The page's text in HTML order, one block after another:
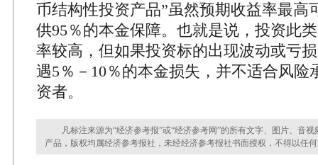
币结构性投资产品”虽然预期收益率最高
供95％的本金保障。也就是说，投资此
率较高，但如果投资标的出现波动或亏
遇5％－10％的本金损失，并不适合风险
资者。
凡标注来源为“经济参考报”或“经济参考网”的所有文字、图片、音视
产品，版权均属经济参考报社，未经经济参考报社书面授权，不得以任